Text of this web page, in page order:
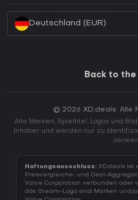
Deutschland (EUR)
Back to
© 2026 XD.deals. Alle
Alle Marken, Spieltitel, Logos und
Inhaber und werden nur zu
Haftungsausschluss: XD.deals ist
Preisvergleichs- und Deal-
Valve Corporation verbunden oder
das Steam-Logo sind Marken und/